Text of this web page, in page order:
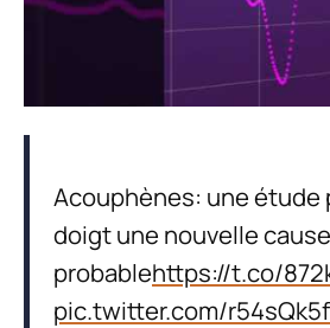
Acouphènes: une étude
doigt une nouvelle cause
probablehttps://t.co/
pic.twitter.com/